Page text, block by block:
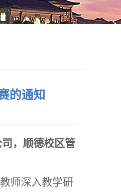
的通知
，顺德校区管
师深入教学研